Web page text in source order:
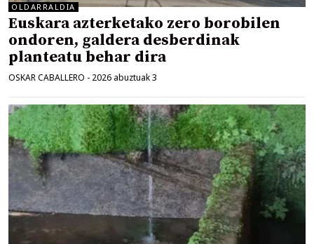
OLDARRALDIA
Euskara azterketako zero borobilen
ondoren, galdera desberdinak
planteatu behar dira
OSKAR CABALLERO - 2026 abuztuak 3